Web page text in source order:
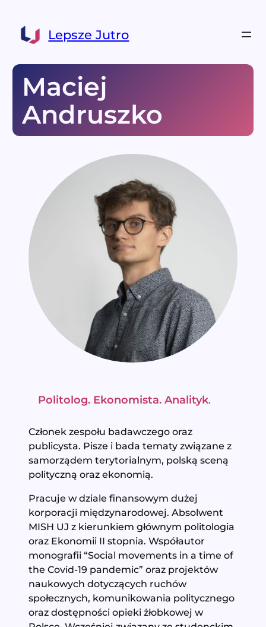
Lepsze Jutro
Maciej
Andruszko
Politolog. Ekonomista.Analityk.
Członek zespołu badawczego oraz
publicysta. Pisze i bada tematy związane z
samorządem terytorialnym, polską sceną
polityczną oraz ekonomią.
Pracuje w dziale finansowym dużej
korporacji międzynarodowej. Absolwent
MISH UJ z kierunkiem głównym politologia
oraz Ekonomii II stopnia. Współautor
monografii “Social movements in a time of
the Covid-19 pandemic” oraz projektów
naukowych dotyczących ruchów
społecznych, komunikowania politycznego
oraz dostępności opieki żłobkowej w